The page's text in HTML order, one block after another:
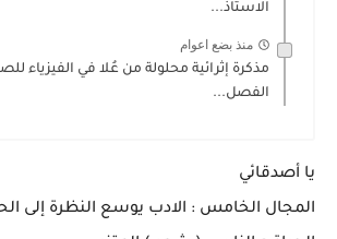
الاستاذ...
منذ بضع اعوام
مذكرة إثرائية محلولة من عُلا في الفيزياء
الفصل...
يا أصدقائي
المجال الخامس : الادب يوسع النظرة إلى